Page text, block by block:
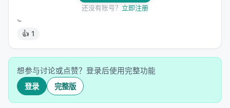
不是策略能解决的——比如这台设备根本缺少必要的
资源——才把失败上报给 Orchestrator，由全局来决
定是重新分配任务给其他设备，还是修改全局计划。
(CLFE)的紧凑抽象：设备层把失败信息打包成一个结
构化的事件，包含失败类型、已尝试的策略、失败原
因等，让 Orchestrator 能快速判断该不该升级处理。
还没有账号？ 立即注册
👍 1
想参与讨论或点赞？登录后使用完整功能
登录 完整版